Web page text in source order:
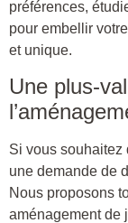
préférences,
pour embellir
et unique.
Une plus-
Si vous souhaitez
une demande de
Nous proposons
aménagement de